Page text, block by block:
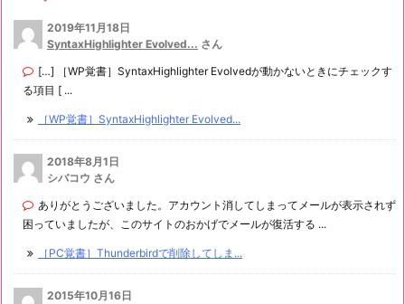
2019年11月18日
SyntaxHighlighter Evolved... さん
[…] ［WP覚書］SyntaxHighlighter Evolvedが動かないときにチェックす
る項目 [ ...
［WP覚書］SyntaxHighlighter Evolved...
2018年8月1日
シバコウ さん
ありがとうございました。アカウント消してしまってメールが表示されず
困っていましたが、このサイトのおかげでメールが復活する ...
［PC覚書］Thunderbirdで削除してしま...
2015年10月16日